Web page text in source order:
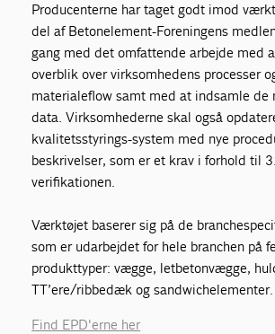
Producen­terne har taget godt imod
del af Betonelement-Foreningens
gang med det omfattende arbejde med
overblik over virksomhedens processer
materialeflow samt med at indsamle de
data. Virksomhederne skal også
kvalitetsstyrings-system med nye
beskrivelser, som er et krav i forhold til
verifikationen.
Værktøjet baserer sig på de
som er udarbejdet for hele branchen på
produkttyper: vægge, letbetonvægge,
TT’ere/ribbedæk og sandwichelementer.
Find EPD'erne her